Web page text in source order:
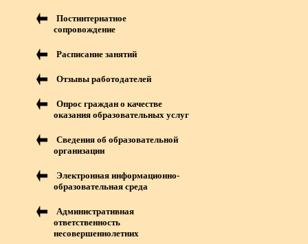
Постинтернатное
сопровождение
Расписание занятий
Отзывы работодателей
Опрос граждан о качестве
оказания образовательных услуг
Сведения об образовательной
организации
Электронная информационно-
образовательная среда
Административная
ответственность
несовершеннолетних